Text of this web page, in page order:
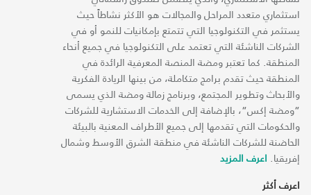
استثماري متعدد المراحل والمجالات هو الأكثر نشاطاً حيث
يستثمر في التكنولوجيا التي تتمتع بإمكانيات للنمو أو في
الشركات الناشئة التي تعتمد على التكنولوجيا في جميع أنحاء
المنطقة. كما تعتبر ومضة المنصة المعرفية الرائدة في
المنطقة حيث تقدم برامج متكاملة، من بينها الريادة الفكرية
والأبحاث وتطوير المجتمع، وبرنامج زمالة ومضة الذي يسمى
“ومضة إكس“، بالإضافة إلى الخدمات الاستشارية للشركات
والحكومات التي تقدمها إلى جميع الأطراف المعنية بالبيئة
الحاضنة للشركات الناشئة في منطقة الشرق الأوسط وشمال
إفريقيا. اعرف المزيد
اعرف أكثر